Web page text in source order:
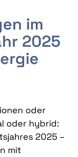
im
2025
oder
oder hybrid:
2025 –
mit